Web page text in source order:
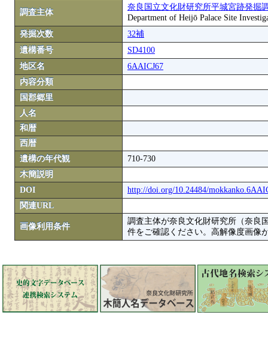
調査主体
奈良国立文化財研究所平城宮跡発掘
Department of Heijō Palace Site
発掘次数
32補
遺構番号
SD4100
地区名
6AAICJ67
内容分類
国郡郷里
人名
和暦
西暦
遺構の年代観
710-730
木簡説明
DOI
http://doi.org/10.24484/
関連URL
画像利用条件
調査主体が奈良文化財研究所（奈良
件をご確認ください。高解像度画像